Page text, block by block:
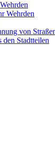
Wehrden
von
den Stadtteilen